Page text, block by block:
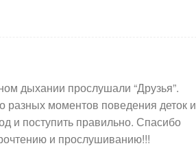
дыхании прослушали “Друзья”.
разных моментов поведения деток и
и поступить правильно. Спасибо
и прослушиванию!!!